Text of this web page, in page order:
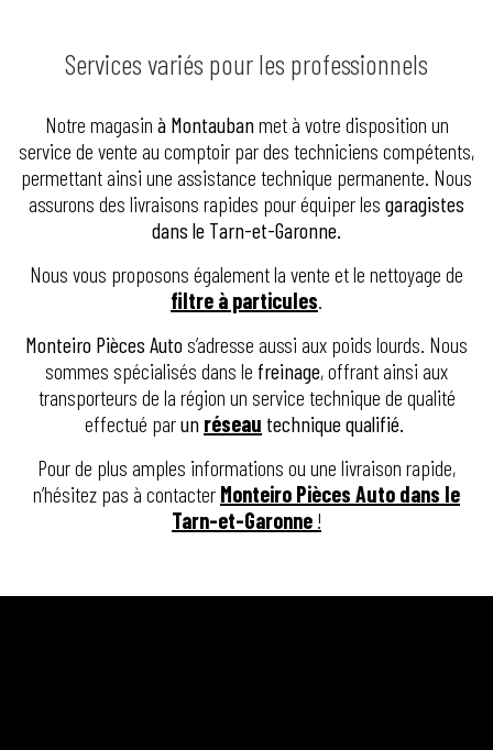
Services variés pour les professionnels
Notre magasin à Montaubanmet à votre disposition un
service de vente au comptoir par des techniciens compétents,
permettant ainsi une assistance technique permanente. Nous
assurons des livraisons rapides pour équiper les garagistes
dans le Tarn-et-Garonne.
Nous vous proposons également la vente et le nettoyage de
filtre à particules.
Monteiro Pièces Auto s’adresse aussi aux poids lourds. Nous
sommes spécialisés dans le freinage, offrant ainsi aux
transporteurs de la région un service technique de qualité
effectué parun réseau technique qualifié.
Pour de plus amples informations ou une livraison rapide,
n’hésitez pas à contacter Monteiro Pièces Auto dans le
Tarn-et-Garonne !